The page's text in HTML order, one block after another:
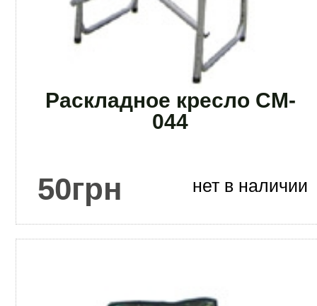
Раскладное кресло CM-
044
50грн нет в наличии